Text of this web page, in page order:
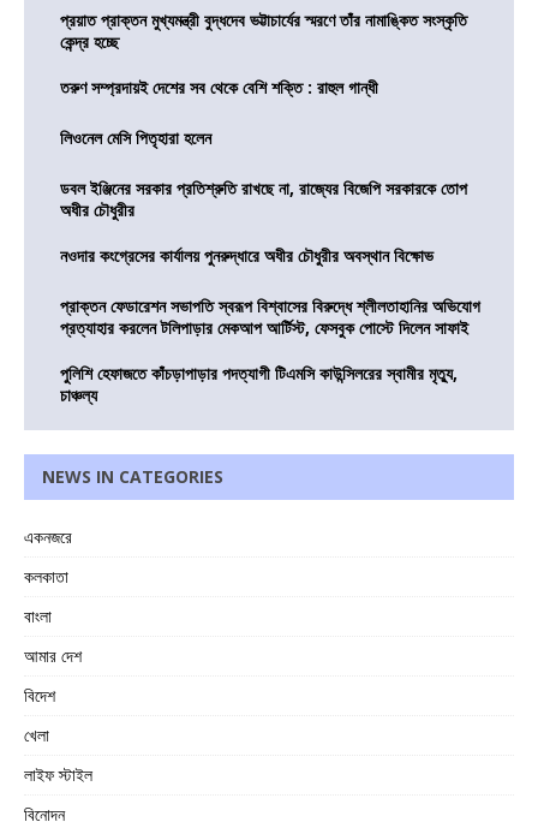
প্রয়াত প্রাক্তন মুখ্যমন্ত্রী বুদ্ধদেব ভট্টাচার্যের স্মরণে তাঁর নামাঙ্কিত সংস্কৃতি
কেন্দ্র হচ্ছে
তরুণ সম্প্রদায়ই দেশের সব থেকে বেশি শক্তি : রাহুল গান্ধী
লিওনেল মেসি পিতৃহারা হলেন
ডবল ইঞ্জিনের সরকার প্রতিশ্রুতি রাখছে না, রাজ্যের বিজেপি সরকারকে তোপ
অধীর চৌধুরীর
নওদার কংগ্রেসের কার্যালয় পুনরুদ্ধারে অধীর চৌধুরীর অবস্থান বিক্ষোভ
প্রাক্তন ফেডারেশন সভাপতি স্বরূপ বিশ্বাসের বিরুদ্ধে শ্লীলতাহানির অভিযোগ
প্রত্যাহার করলেন টলিপাড়ার মেকআপ আর্টিস্ট, ফেসবুক পোস্টে দিলেন সাফাই
পুলিশি হেফাজতে কাঁচড়াপাড়ার পদত্যাগী টিএমসি কাউন্সিলরের স্বামীর মৃত্যু,
চাঞ্চল্য
NEWS IN CATEGORIES
একনজরে
কলকাতা
বাংলা
আমার দেশ
বিদেশ
খেলা
লাইফ স্টাইল
বিনোদন